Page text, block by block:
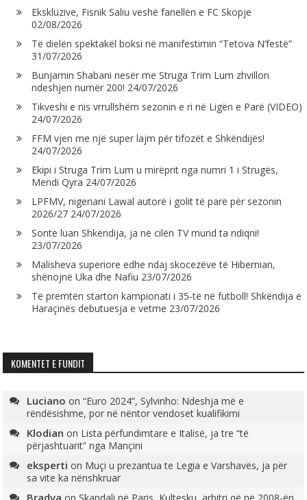
Ekskluzive, Fisnik Saliu veshë fanellën e FC Skopje
02/08/2026
Të dielën spektakël boksi në manifestimin “Tetova N’festë”
31/07/2026
Bunjamin Shabani nesër me Struga Trim Lum zhvillon
ndeshjen numër 200! 24/07/2026
Tikveshi e nis vrrullshëm sezonin e ri në Ligën e Parë (VIDEO)
24/07/2026
FFM vjen me një super lajm për tifozët e Shkëndijës!
24/07/2026
Ekipi i Struga Trim Lum u mirëprit nga numri 1 i Strugës,
Mendi Qyra 24/07/2026
LPFMV, nigeriani Lawal autorë i golit të parë për sezonin
2026/27 24/07/2026
Sonte luan Shkëndija, ja në cilën TV mund ta ndiqni!
23/07/2026
Malisheva superiore edhe ndaj skocezëve të Hibernian,
shënojnë Uka dhe Nafiu 23/07/2026
Të premtën starton kampionati i 35-të në futboll! Shkëndija e
Haraçinës debutuesja e vetme 23/07/2026
KOMENTET E FUNDIT
Luciano on“Euro 2024”, Sylvinho: Ndeshja më e
rëndësishme, por në nëntor vendoset kualifikimi
Klodian on Lista përfundimtare e Italisë, ja tre “të
përjashtuarit” nga Mançini
eksperti on Muçi u prezantua te Legia e Varshavës, ja për
sa vite ka nënshkruar
Bradva